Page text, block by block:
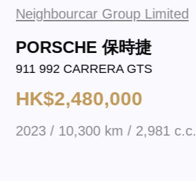
Neighbourcar Group Limited
PORSCHE 保時捷
911 992 CARRERA GTS
HK$2,480,000
2023 / 10,300 km / 2,981 c.c.